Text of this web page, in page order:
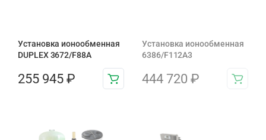
Установка ионообменная
DUPLEX 3672/F88A
255 945 ₽
Установка ионообменная
6386/F112A3
444 720 ₽